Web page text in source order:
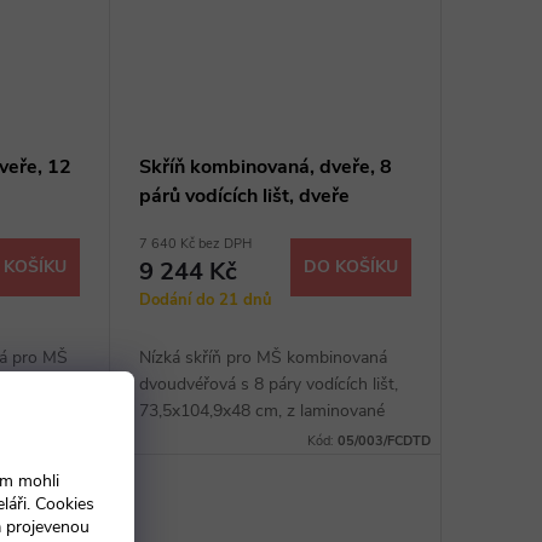
mohli
Cookies
projevenou
12
pro MŠ
Skříň kombinovaná, dveře, 8
párů vodících lišt, dveře
7 640 Kč bez DPH
9 244 Kč
Dodání do 21 dnů
DO KOŠÍKU
Nízká skříň pro MŠ kombinovaná
dvoudvéřová s 8 páry vodících lišt,
73,5x104,9x48 cm, z laminované
dřevotřísky o síle 18 mm, 2 police,
Kód: 05/003/FCDTD